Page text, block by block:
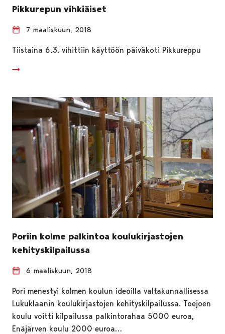
Pikkurepun vihkiäiset
7 maaliskuun, 2018
Tiistaina 6.3. vihittiin käyttöön päiväkoti Pikkureppu
Poriin kolme palkintoa koulukirjastojen
kehityskilpailussa
6 maaliskuun, 2018
Pori menestyi kolmen koulun ideoilla valtakunnallisessa
Lukuklaanin koulukirjastojen kehityskilpailussa. Toejoen
koulu voitti kilpailussa palkintorahaa 5000 euroa,
Enäjärven koulu 2000 euroa…